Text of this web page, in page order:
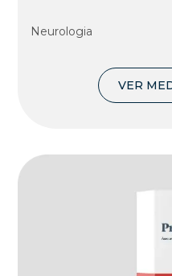
Neurologia
VER